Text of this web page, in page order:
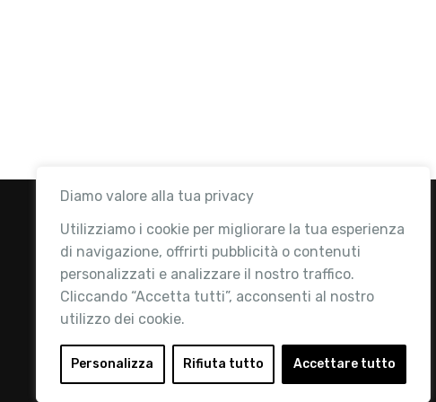
Diamo valore alla tua privacy
Utilizziamo i cookie per migliorare la tua esperienza
di navigazione, offrirti pubblicità o contenuti
personalizzati e analizzare il nostro traffico.
Cliccando “Accetta tutti”, acconsenti al nostro
utilizzo dei cookie.
Personalizza Rifiuta tutto Accettare tutto
Retail Institute Italy è l’Associazione di
riferimento per l'Ecosistema Retail: la nostra
mission è quella di promuovere lo sviluppo e la